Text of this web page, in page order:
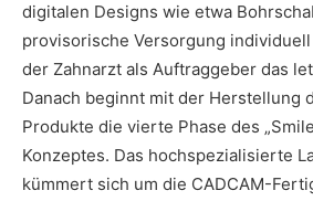
digitalen Designs wie etwa
provisorische Versorgung
der Zahnarzt als Auftraggeber das
Danach beginnt mit der Herstellung
Produkte die vierte Phase des
Konzeptes. Das hochspezialisierte
kümmert sich um die CADCAM-